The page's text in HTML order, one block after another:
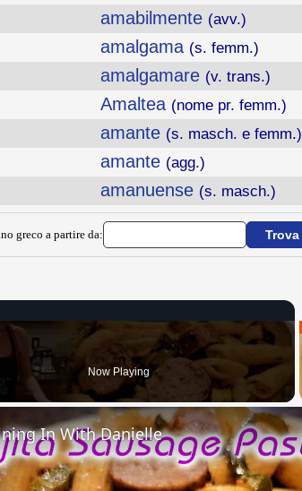
amabilmente (avv.)
amalgama (s. femm.)
amalgamare (v. trans.)
Amaltea (nome pr. femm.)
amante (s. masch. e femm.)
amante (agg.)
amanuense (s. masch.)
greco a partire da:
Now Playing
In With Danielle